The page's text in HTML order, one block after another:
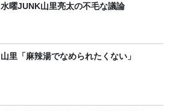
水曜JUNK山里亮太の不毛な議論
山里「麻辣湯でなめられたくない」